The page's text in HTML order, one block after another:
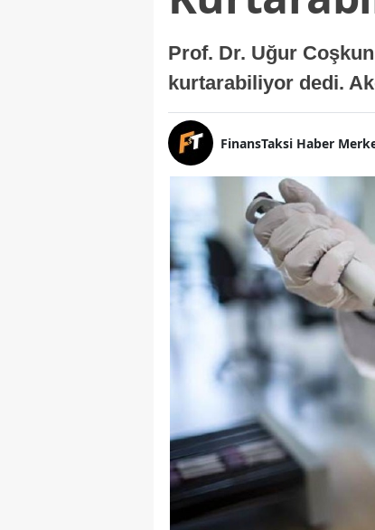
Prof. Dr. Uğur
kurtarabiliyor dedi.
FinansTaksi Haber